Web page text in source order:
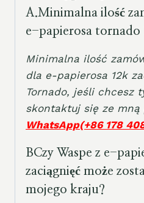
A.Minimalna ilość
e-papierosa tornado
Minimalna ilość
dla e-papierosa 12k
Tornado, jeśli chcesz
skontaktuj się ze mną
WhatsApp(+86 178
BCzy Waspe z e-
zaciągnięć może
mojego kraju?